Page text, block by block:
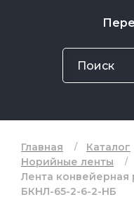
Главная Каталог
Норийные ленты
Лента конвейерная
БКНЛ-65-2-6-2-НБ